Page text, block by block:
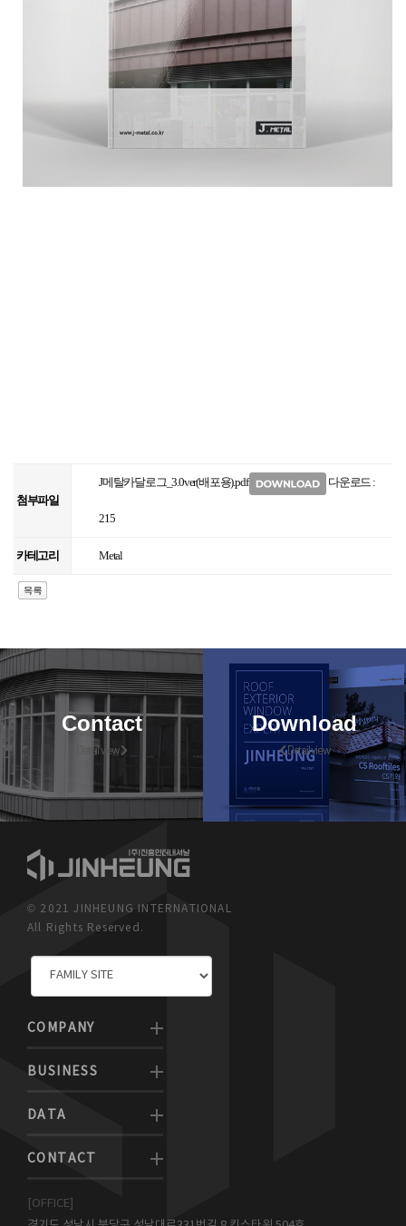
첨부파일
J메탈카달로그_3.0ver(배포용).pdf 다운로드 :
215
카테고리 Metal
Contact
Detail view
Download
Detail view
© 2021 JINHEUNG INTERNATIONAL
All Rights Reserved.
COMPANY
BUSINESS
DATA
CONTACT
[OFFICE]